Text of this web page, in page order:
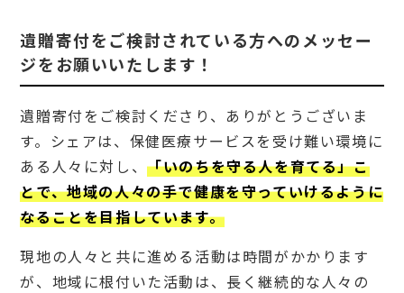
遺贈寄付をご検討されている方へのメッセー
ジをお願いいたします！
遺贈寄付をご検討くださり、ありがとうございま
す。シェアは、保健医療サービスを受け難い環境に
ある人々に対し、「いのちを守る人を育てる」こ
とで、地域の人々の手で健康を守っていけるように
なることを目指しています。
現地の人々と共に進める活動は時間がかかります
が、地域に根付いた活動は、長く継続的な人々の